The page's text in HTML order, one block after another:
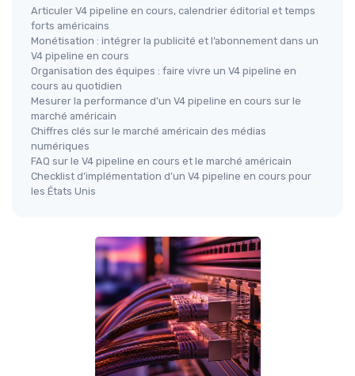
Articuler V4 pipeline en cours, calendrier éditorial et temps
forts américains
Monétisation : intégrer la publicité et l’abonnement dans un
V4 pipeline en cours
Organisation des équipes : faire vivre un V4 pipeline en
cours au quotidien
Mesurer la performance d’un V4 pipeline en cours sur le
marché américain
Chiffres clés sur le marché américain des médias
numériques
FAQ sur le V4 pipeline en cours et le marché américain
Checklist d’implémentation d’un V4 pipeline en cours pour
les États Unis